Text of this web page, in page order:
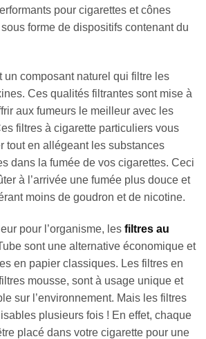
pour cigarettes et cônes
forme de dispositifs contenant du
un composant naturel qui filtre les
Ces qualités filtrantes sont mise à
aux fumeurs le meilleur avec les
filtres à cigarette particuliers vous
tout en allégeant les substances
dans la fumée de vos cigarettes. Ceci
à l’arrivée une fumée plus douce et
moins de goudron et de nicotine.
pour l’organisme, les filtres au
sont une alternative économique et
en papier classiques. Les filtres en
mousse, sont à usage unique et
sur l’environnement. Mais les filtres
plusieurs fois ! En effet, chaque
placé dans votre cigarette pour une